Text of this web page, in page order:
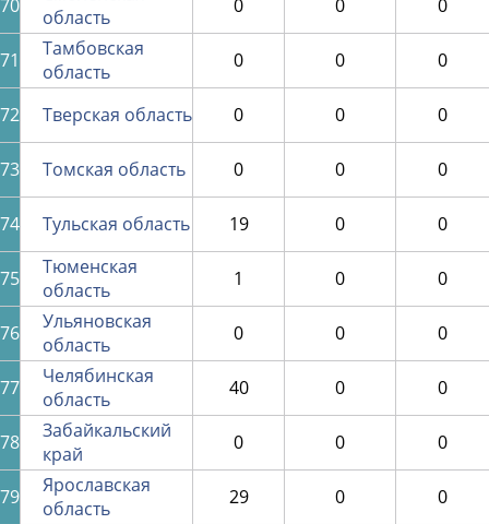
70
область
0 0 0
71
Тамбовская
область
0 0 0
72 Тверская область 0 0 0
73 Томская область 0 0 0
74 Тульская область 19 0 0
75
Тюменская
область
1 0 0
76
Ульяновская
область
0 0 0
77
Челябинская
область
40 0 0
78
Забайкальский
край
0 0 0
79
Ярославская
область
29 0 0